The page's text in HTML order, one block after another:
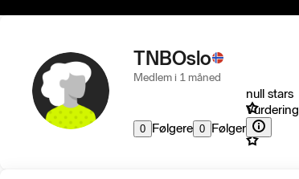
TNBOslo
Medlem i 1 måned
0 Følgere 0 Følger
null stars
Vurdering